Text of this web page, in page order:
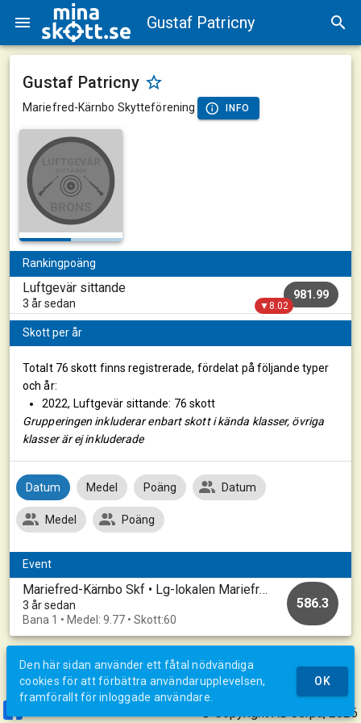
Gustaf Patricny
Gustaf Patricny
Mariefred-Kärnbo Skytteförening INFO
Rankingpoäng
Luftgevär sittande
3 år sedan
981.99
▼8.02
Skott per år
Totalt 76 skott finns registrerade, fördelat på följande typer
och år:
2022, Luftgevär sittande: 76 skott
Grupperingen inkluderar enbart skott i kända klasser, övriga
klasser är ej inkluderade
Datum Medel Poäng Datum
Medel Poäng
Event
Mariefred-Kärnbo Skf • Lg-lokalen Mariefred • 20221101
3 år sedan
Bana 1 • Medel: 9.77 • Skott:60
586.3
© Copyright AB Jerpa, 2026
Den här sidan använder ett fåtal nödvändiga
cookies för att förbättra användarupplevelsen,
framförallt för inloggade användare.
OK